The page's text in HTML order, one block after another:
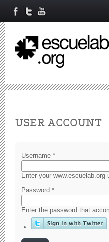
USER ACCOUNT
Username *
Enter your www.escuelab.org
Password *
Enter the password that